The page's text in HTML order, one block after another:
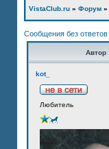
VistaClub.ru » Форум »
Сообщения без ответов
Автор
kot_
Любитель